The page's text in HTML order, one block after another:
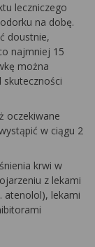
leczniczego
na dobę.
doustnie,
najmniej 15
można
skuteczności
oczekiwane
w ciągu 2
krwi w
z lekami
atenolol), lekami